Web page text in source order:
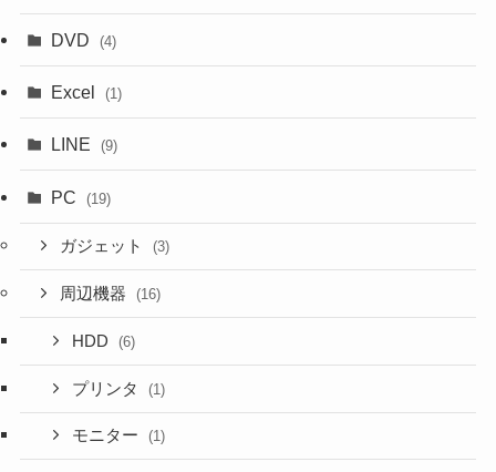
DVD (4)
Excel (1)
LINE (9)
PC (19)
ガジェット (3)
周辺機器 (16)
HDD (6)
プリンタ (1)
モニター (1)